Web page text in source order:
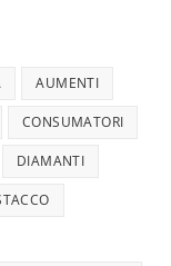
AUMENTI
CONSUMATORI
DIAMANTI